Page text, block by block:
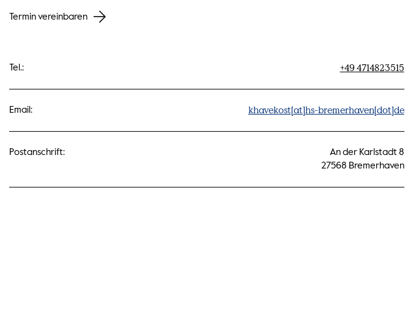
Termin vereinbaren
Tel.: +49 4714823515
Email: khavekost[at]hs-bremerhaven[dot]de
Postanschrift:
An der Karlstadt 8
27568 Bremerhaven